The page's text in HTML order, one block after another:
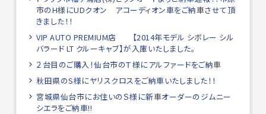
市のH様にUDクオン アコーディオン車をご納車させて頂
きました！！
VIP AUTO PREMIUM店 【2014年モデル シボレー シル
バラード LT クルーキャブ】が入庫いたしました。
２台目のご購入！仙台市のＴ様にアルファードをご納車
秋田県のS様にヤリスクロスをご納車いたしました！！
宮城県仙台市にお住いのＳ様に新車オーダーのジムニー
シエラをご納車!!